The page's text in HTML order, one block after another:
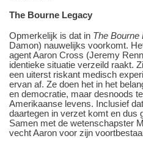
The Bourne Legacy
Opmerkelijk is dat in The Bourne
Damon) nauwelijks voorkomt.
agent Aaron Cross (Jeremy
identieke situatie verzeild raakt.
een uiterst riskant medisch
ervan af. Ze doen het in het
en democratie, maar desnoods
Amerikaanse levens. Inclusief
daartegen in verzet komt en dus
Samen met de wetenschapster
vecht Aaron voor zijn